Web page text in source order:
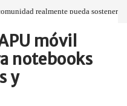
realmente pueda sostener
su…móvil
notebooks
y